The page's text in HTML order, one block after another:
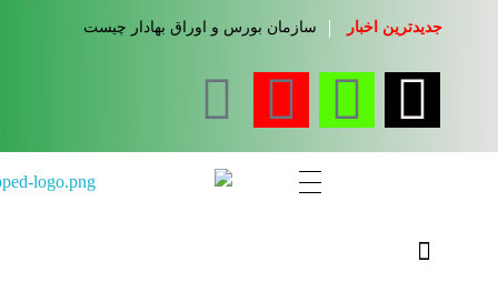
جدیدترین اخبار سازمان بورس و اوراق بهادار چیست